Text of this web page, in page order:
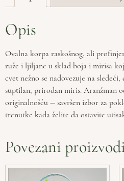
Opis
Ovalna korpa raskošnog, ali
ruže i ljiljane u sklad boja i mirisa
cvet nežno se nadovezuje na
suptilan, prirodan miris. Aranžman
originalnošću — savršen izbor za
trenutke kada želite da ostavite
Povezani